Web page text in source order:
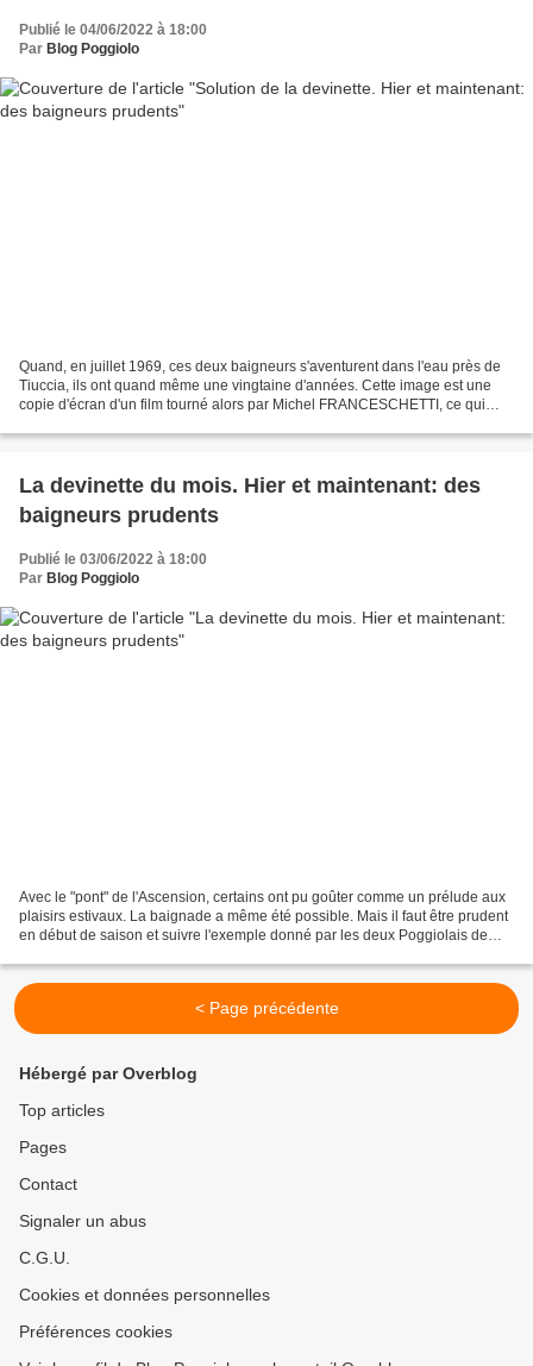
Publié le 04/06/2022 à 18:00
Par Blog Poggiolo
Quand, en juillet 1969, ces deux baigneurs s'aventurent dans l'eau près de
Tiuccia, ils ont quand même une vingtaine d'années. Cette image est une
copie d'écran d'un film tourné alors par Michel FRANCESCHETTI, ce qui
La devinette du mois. Hier et maintenant: des
baigneurs prudents
Publié le 03/06/2022 à 18:00
Par Blog Poggiolo
Avec le "pont" de l'Ascension, certains ont pu goûter comme un prélude aux
plaisirs estivaux. La baignade a même été possible. Mais il faut être prudent
en début de saison et suivre l'exemple donné par les deux Poggiolais de
< Page précédente
Hébergé par Overblog
Top articles
Pages
Contact
Signaler un abus
C.G.U.
Cookies et données personnelles
Préférences cookies